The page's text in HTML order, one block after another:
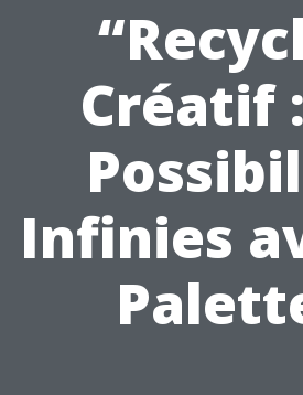
Créatif
Infinies